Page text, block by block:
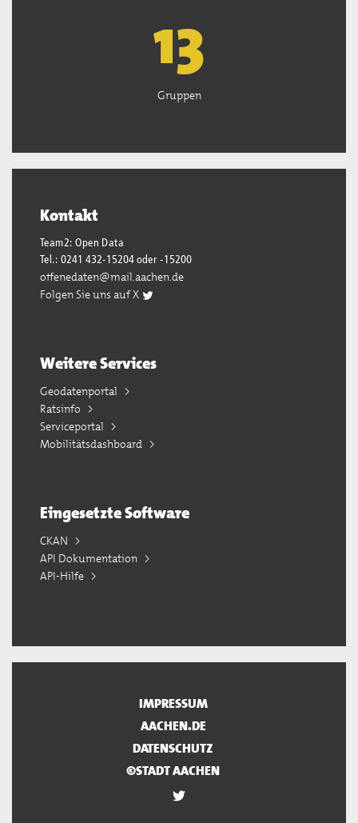
13
Gruppen
Kontakt
Team2: Open Data
Tel.: 0241 432-15204 oder -15200
offenedaten@mail.aachen.de
Folgen Sie uns auf X
Weitere Services
Geodatenportal
Ratsinfo
Serviceportal
Mobilitätsdashboard
Eingesetzte Software
CKAN
API Dokumentation
API-Hilfe
IMPRESSUM
AACHEN.DE
DATENSCHUTZ
©STADT AACHEN